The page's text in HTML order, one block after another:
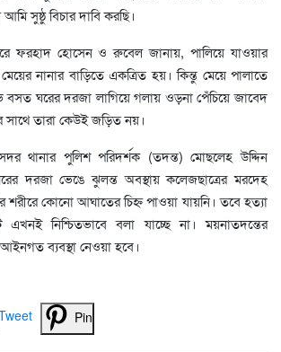
সুষ্ঠু বিচার দাবি করছি।
ফরহাদ হোসেন ও রুবেল জানায়, পালিয়ে যাওয়ার
নানার বাড়িতে একত্রিত হয়। কিন্তু মেয়ে পালাতে
বসত ঘরের দরজা লাগিয়ে গলায় ওড়না পেঁচিয়ে জাবেদ
সাথে তারা কেউই জড়িত নয়।
থানার পুলিশ পরিদর্শক (তদন্ত) মোছলেহ উদ্দিন
দরজা ভেঙে ঝুলন্ত অবস্থায় কলেজছাত্রের মরদেহ
শরীরে কোনো আঘাতের চিহ্ন পাওয়া যায়নি। তবে হত্যা
এখনই নিশ্চিতভাবে বলা যাচ্ছে না। ময়নাতদন্তের
ব্যবস্থা নেওয়া হবে।
Pin